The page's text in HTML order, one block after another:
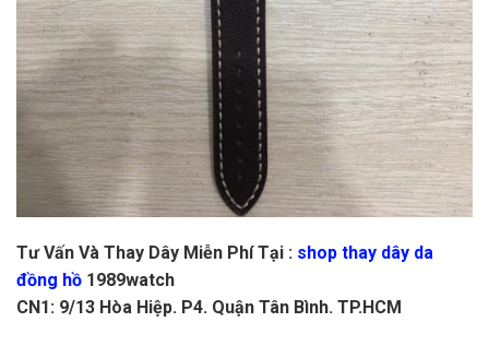
Tư Vấn Và Thay Dây Miễn Phí Tại : shop thay dây da
đồng hồ 1989watch
CN1: 9/13 Hòa Hiệp. P4. Quận Tân Bình. TP.HCM